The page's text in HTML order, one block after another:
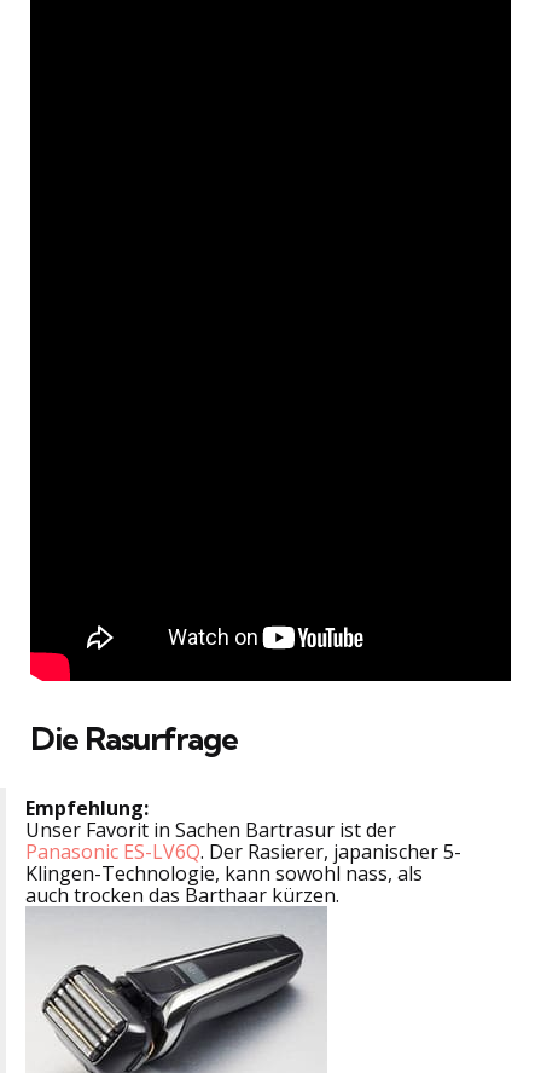
Die Rasurfrage
Empfehlung:
Unser Favorit in Sachen Bartrasur ist der
Panasonic ES-LV6Q. Der Rasierer, japanischer 5-
Klingen-Technologie, kann sowohl nass, als
auch trocken das Barthaar kürzen.